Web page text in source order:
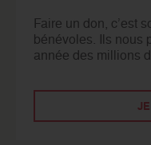
Faire un don, c’est
bénévoles. Ils nous
année des millions